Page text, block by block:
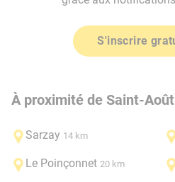
S'inscrire
À proximité de Saint-Août
Sarzay 14 km
Le Poinçonnet 20 km